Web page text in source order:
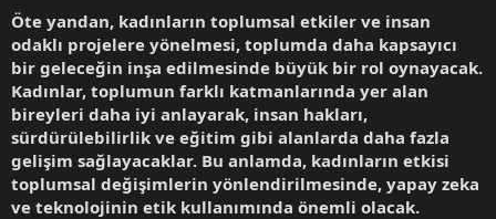
Öte yandan, kadınların toplumsal etkiler ve insan
odaklı projelere yönelmesi, toplumda daha kapsayıcı
bir geleceğin inşa edilmesinde büyük bir rol oynayacak.
Kadınlar, toplumun farklı katmanlarında yer alan
bireyleri daha iyi anlayarak, insan hakları,
sürdürülebilirlik ve eğitim gibi alanlarda daha fazla
gelişim sağlayacaklar. Bu anlamda, kadınların etkisi
toplumsal değişimlerin yönlendirilmesinde, yapay zeka
ve teknolojinin etik kullanımında önemli olacak.